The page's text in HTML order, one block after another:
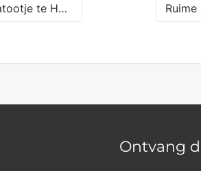
te Huur
Ontvang